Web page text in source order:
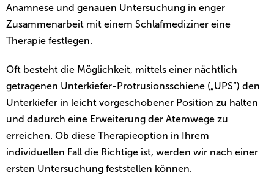
Anamnese und genauen Untersuchung in enger
Zusammenarbeit mit einem Schlafmediziner eine
Therapie festlegen.
Oft besteht die Möglichkeit, mittels einer nächtlich
getragenen Unterkiefer-Protrusionsschiene („UPS“) den
Unterkiefer in leicht vorgeschobener Position zu halten
und dadurch eine Erweiterung der Atemwege zu
erreichen. Ob diese Therapieoption in Ihrem
individuellen Fall die Richtige ist, werden wir nach einer
ersten Untersuchung feststellen können.